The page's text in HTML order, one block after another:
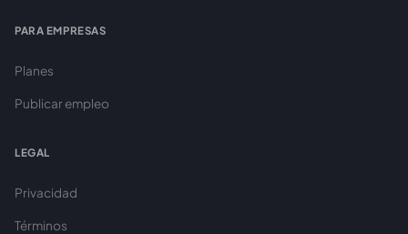
PARA EMPRESAS
Planes
Publicar empleo
LEGAL
Privacidad
Términos